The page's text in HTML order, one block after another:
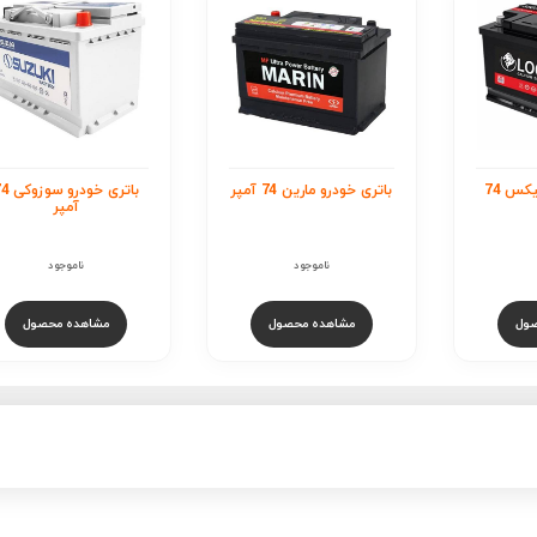
باتری خودرو سوزوکی 74
آمپر
ناموجود
مشاهده محصول
باتری خودرو اوربیتال-
74 آمپر
ناموجود
مشاهده محصول